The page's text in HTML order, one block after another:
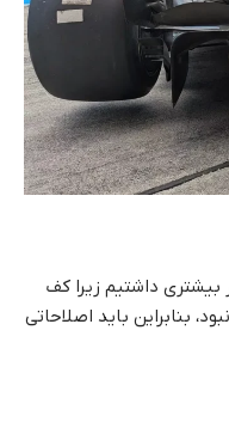
بیشتری داشتیم زیرا کف
بنابراین باید اصلاحاتی